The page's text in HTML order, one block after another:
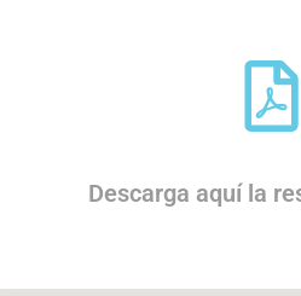
Descarga aquí la